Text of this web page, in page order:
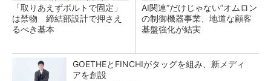
「取りあえずボルトで固定」
は禁物 締結部設計で押さえ
るべき基本
AI関連“だけじゃない”オムロン
の制御機器事業、地道な顧客
基盤強化が結実
GOETHEとFINCHIがタッグを組み、新メディ
アを創設